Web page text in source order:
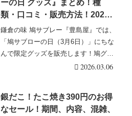
ーの日 グッズ』まとめ！種
類・口コミ・販売方法！2026
年！鳩ぽっぽーち、不思議グラ
ス つめたくしてねが3/6～新発
売！取扱店舗はどこ？オンライ
鎌倉の味 鳩サブレー『豊島屋』では、
「鳩サブローの日（3月6日）」にちな
んで限定グッズを販売します！鳩グッ
ズ（鳩ホルダー・・・続きを読む
2026.03.06
銀だこ！たこ焼き390円のお得
なセール！期間、内容、混雑、